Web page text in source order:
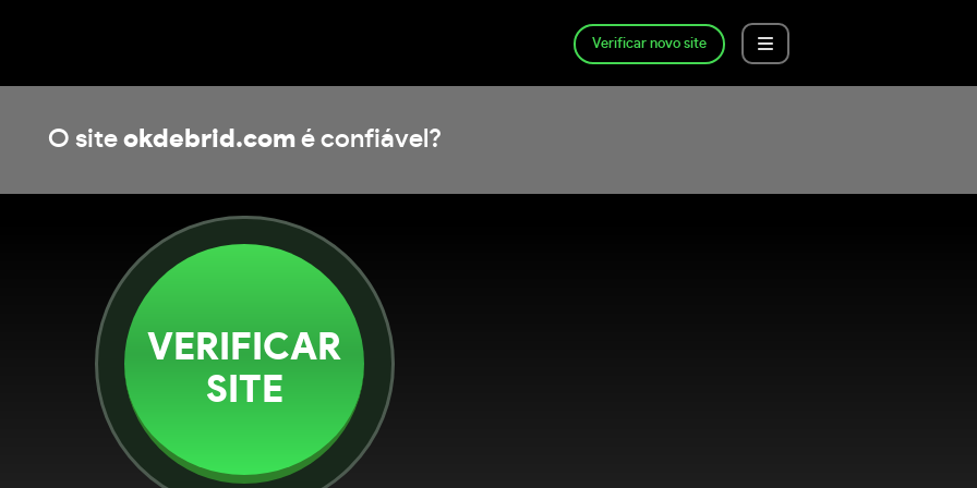
Verificar novo site
O site okdebrid.comé confiável?
VERIFICAR
SITE